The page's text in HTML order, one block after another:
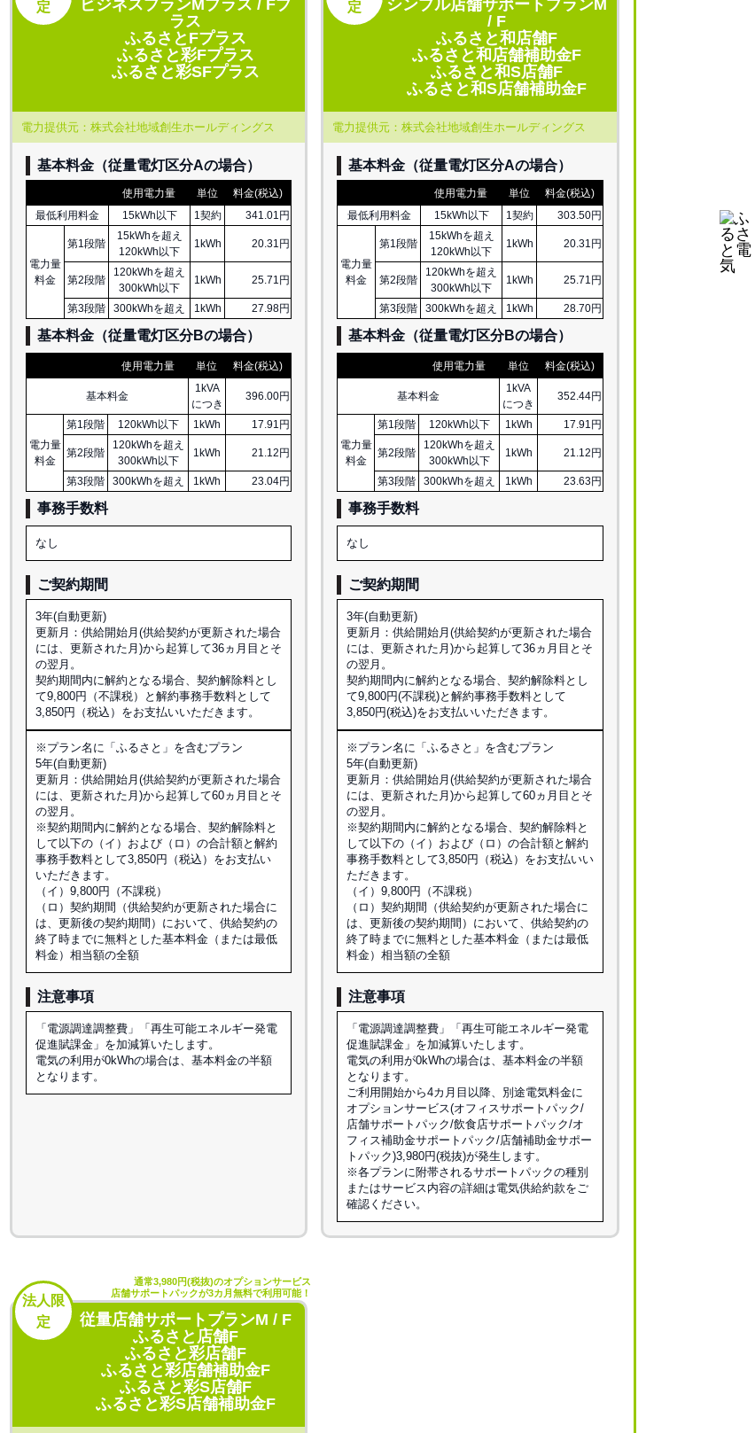
ビジネスプランMプラス / Fプ
ラス
ふるさとFプラス
ふるさと彩Fプラス
ふるさと彩SFプラス
電力提供元：株式会社地域創生ホールディングス
定
基本料金（従量電灯区分Aの場合）
使用電力量 単位
料金(税込)
最低利用料金
15kWh以下 1契約 341.01円
電力量
料金
第1段階
15kWhを超え
120kWh以下
1kWh 20.31円
第2段階
120kWhを超え
300kWh以下
1kWh 25.71円
第3段階 300kWhを超え 1kWh 27.98円
基本料金（従量電灯区分Bの場合）
使用電力量 単位 料金(税込)
基本料金
1kVA
につき
396.00円
電力量
料金
第1段階 120kWh以下 1kWh 17.91円
第2段階
120kWhを超え
300kWh以下
1kWh 21.12円
第3段階 300kWhを超え 1kWh 23.04円
事務手数料
なし
ご契約期間
3年(自動更新)
更新月：供給開始月(供給契約が更新された場合
には、更新された月)から起算して36ヵ月目とそ
の翌月。
契約期間内に解約となる場合、契約解除料とし
て9,800円（不課税）と解約事務手数料として
3,850円（税込）をお支払いいただきます。
※プラン名に「ふるさと」を含むプラン
5年(自動更新)
更新月：供給開始月(供給契約が更新された場合
には、更新された月)から起算して60ヵ月目とそ
の翌月。
※契約期間内に解約となる場合、契約解除料と
して以下の（イ）および（ロ）の合計額と解約
事務手数料として3,850円（税込）をお支払い
いただきます。
（イ）9,800円（不課税）
（ロ）契約期間（供給契約が更新された場合に
は、更新後の契約期間）において、供給契約の
終了時までに無料とした基本料金（または最低
料金）相当額の全額
注意事項
「電源調達調整費」「再生可能エネルギー発電
促進賦課金」を加減算いたします。
電気の利用が0kWhの場合は、基本料金の半額
となります。
シンプル店舗サポートプランM
/ F
ふるさと和店舗F
ふるさと和店舗補助金F
ふるさと和S店舗F
ふるさと和S店舗補助金F
電力提供元：株式会社地域創生ホールディングス
定
基本料金（従量電灯区分Aの場合）
使用電力量 単位
料金(税込)
最低利用料金
15kWh以下 1契約 303.50円
電力量
料金
第1段階
15kWhを超え
120kWh以下
1kWh 20.31円
第2段階
120kWhを超え
300kWh以下
1kWh 25.71円
第3段階 300kWhを超え 1kWh 28.70円
基本料金（従量電灯区分Bの場合）
使用電力量 単位 料金(税込)
基本料金
1kVA
につき
352.44円
電力量
料金
第1段階 120kWh以下 1kWh 17.91円
第2段階
120kWhを超え
300kWh以下
1kWh 21.12円
第3段階 300kWhを超え 1kWh 23.63円
事務手数料
なし
ご契約期間
3年(自動更新)
更新月：供給開始月(供給契約が更新された場合
には、更新された月)から起算して36ヵ月目とそ
の翌月。
契約期間内に解約となる場合、契約解除料とし
て9,800円(不課税)と解約事務手数料として
3,850円(税込)をお支払いいただきます。
※プラン名に「ふるさと」を含むプラン
5年(自動更新)
更新月：供給開始月(供給契約が更新された場合
には、更新された月)から起算して60ヵ月目とそ
の翌月。
※契約期間内に解約となる場合、契約解除料と
して以下の（イ）および（ロ）の合計額と解約
事務手数料として3,850円（税込）をお支払いい
ただきます。
（イ）9,800円（不課税）
（ロ）契約期間（供給契約が更新された場合に
は、更新後の契約期間）において、供給契約の
終了時までに無料とした基本料金（または最低
料金）相当額の全額
注意事項
「電源調達調整費」「再生可能エネルギー発電
促進賦課金」を加減算いたします。
電気の利用が0kWhの場合は、基本料金の半額
となります。
ご利用開始から4カ月目以降、別途電気料金に
オプションサービス(オフィスサポートパック/
店舗サポートパック/飲食店サポートパック/オ
フィス補助金サポートパック/店舗補助金サポー
トパック)3,980円(税抜)が発生します。
※各プランに附帯されるサポートパックの種別
またはサービス内容の詳細は電気供給約款をご
確認ください。
従量店舗サポートプランM / F
ふるさと店舗F
ふるさと彩店舗F
ふるさと彩店舗補助金F
ふるさと彩S店舗F
ふるさと彩S店舗補助金F
法人限
定
通常3,980円(税抜)のオプションサービス
店舗サポートパックが3カ月無料で利用可能！